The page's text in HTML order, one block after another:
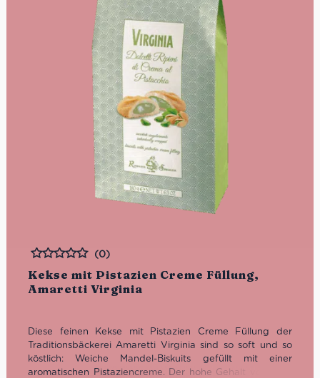
Kekse mit Pistazien Creme Füllung,
Amaretti Virginia
Bewertet
(0)
Diese feinen Kekse mit Pistazien Creme Füllung der
Traditionsbäckerei Amaretti Virginia sind so soft und so
köstlich: Weiche Mandel-Biskuits gefüllt mit einer
aromatischen Pistaziencreme. Der hohe Gehalt von 16 %